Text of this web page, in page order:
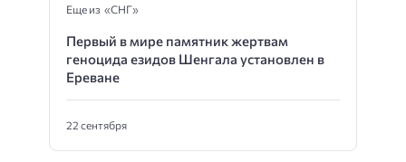
Еще из «СНГ»
Первый в мире памятник жертвам
геноцида езидов Шенгала установлен в
Ереване
22 сентября